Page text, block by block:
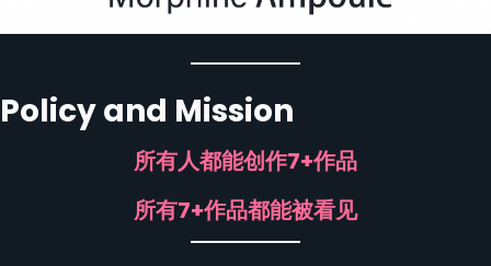
Policy and Mission
所有人都能创作7+作品
所有7+作品都能被看见